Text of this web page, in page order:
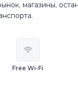
магазины,
Free Wi-Fi